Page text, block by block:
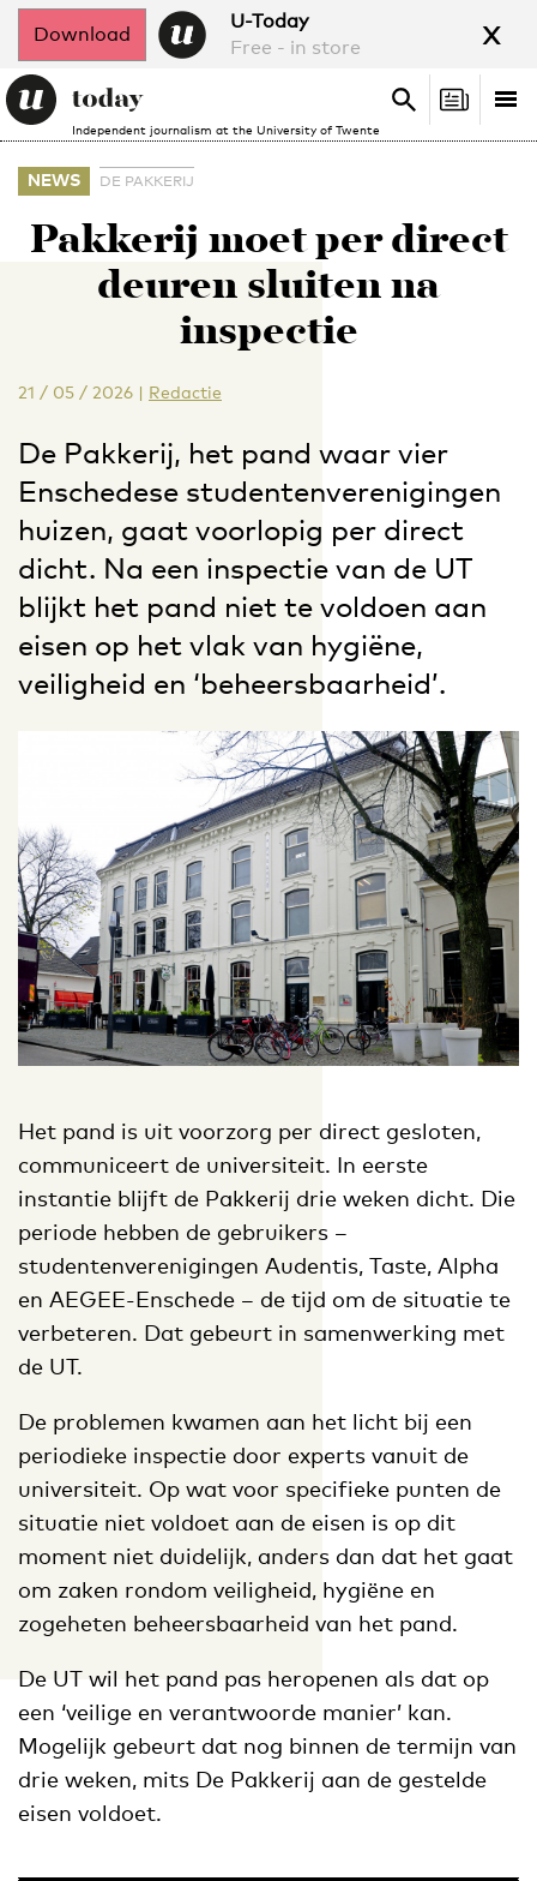
Download
U-Today
Free - in store
x
Independent journalism at the University of Twente
Search
Search
NEWS DE PAKKERIJ
Pakkerij moet per direct
deuren sluiten na
inspectie
21 / 05 / 2026 | Redactie
De Pakkerij, het pand waar vier
Enschedese studentenverenigingen
huizen, gaat voorlopig per direct
dicht. Na een inspectie van de UT
blijkt het pand niet te voldoen aan
eisen op het vlak van hygiëne,
veiligheid en ‘beheersbaarheid’.
Het pand is uit voorzorg per direct gesloten,
communiceert de universiteit. In eerste
instantie blijft de Pakkerij drie weken dicht. Die
periode hebben de gebruikers –
studentenverenigingen Audentis, Taste, Alpha
en AEGEE-Enschede – de tijd om de situatie te
verbeteren. Dat gebeurt in samenwerking met
de UT.
De problemen kwamen aan het licht bij een
periodieke inspectie door experts vanuit de
universiteit. Op wat voor specifieke punten de
situatie niet voldoet aan de eisen is op dit
moment niet duidelijk, anders dan dat het gaat
om zaken rondom veiligheid, hygiëne en
zogeheten beheersbaarheid van het pand.
De UT wil het pand pas heropenen als dat op
een ‘veilige en verantwoorde manier’ kan.
Mogelijk gebeurt dat nog binnen de termijn van
drie weken, mits De Pakkerij aan de gestelde
eisen voldoet.